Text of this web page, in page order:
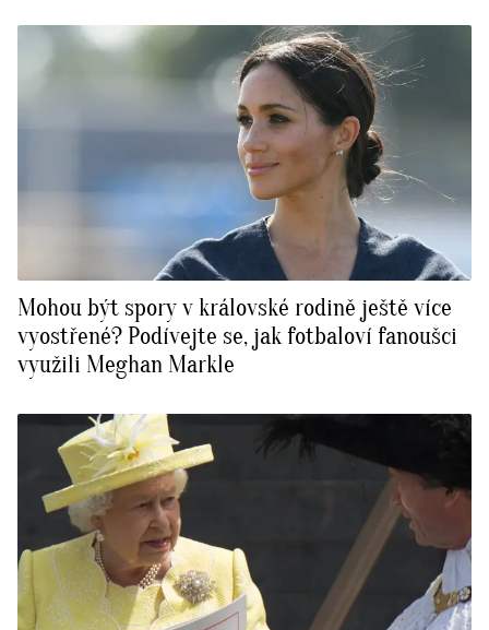
Mohou být spory v královské rodině ještě více
vyostřené? Podívejte se, jak fotbaloví fanoušci
využili Meghan Markle